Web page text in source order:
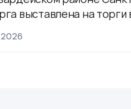
выставлена на торги
2026